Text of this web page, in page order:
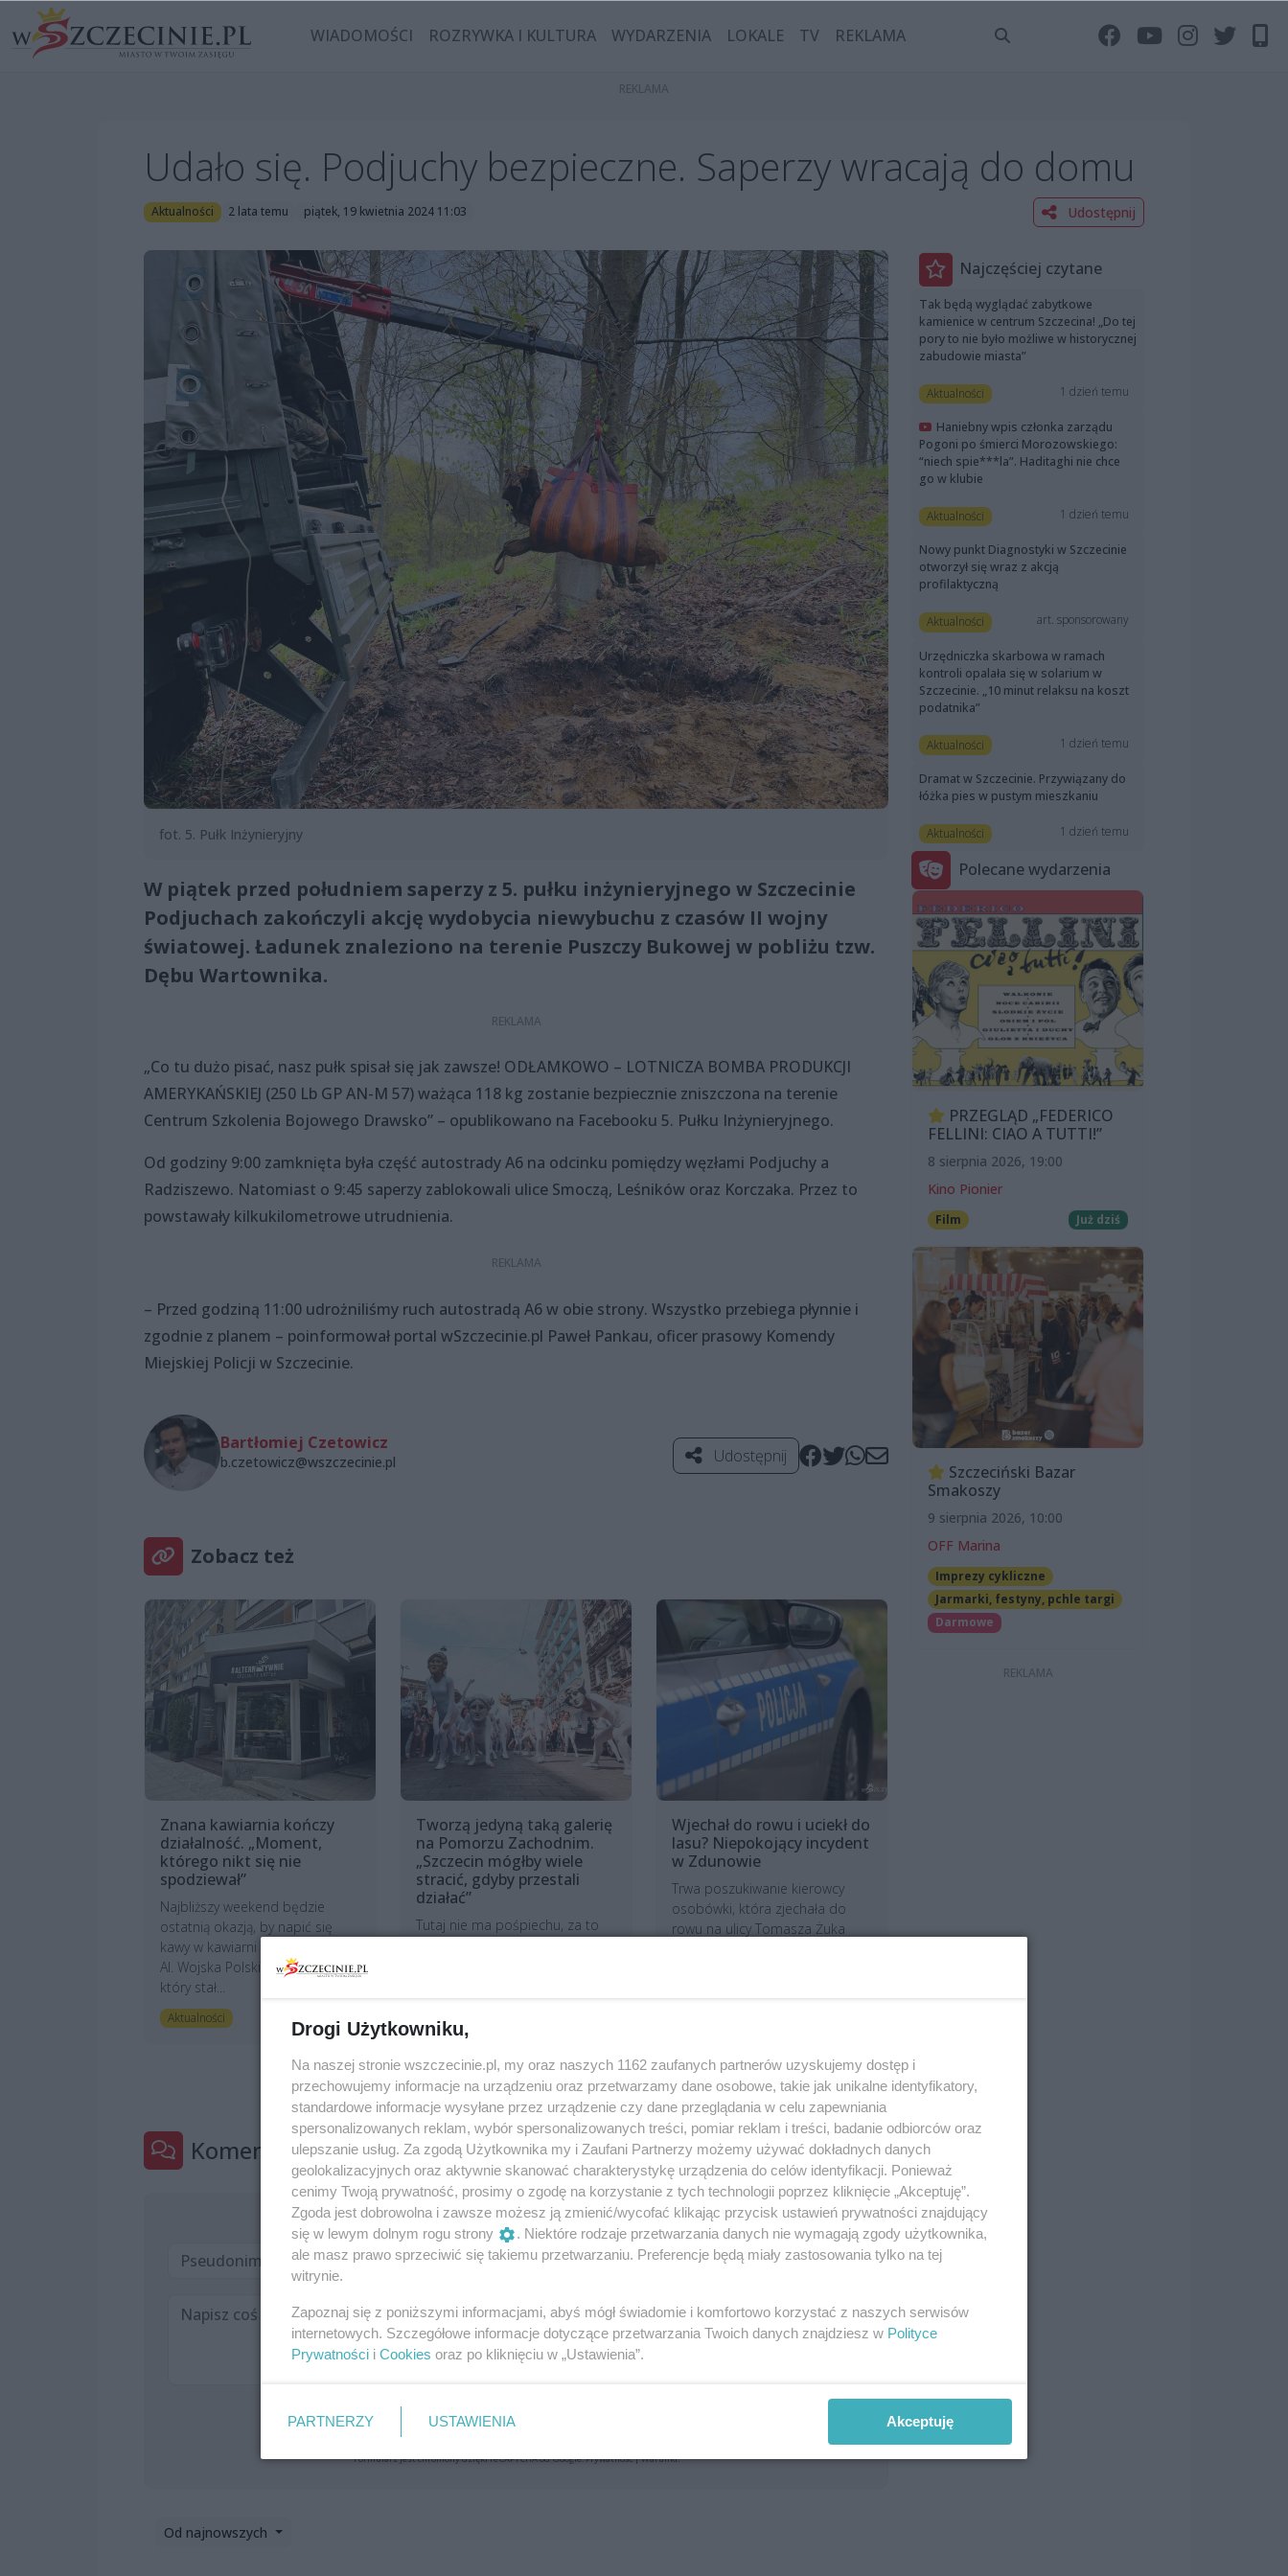
WIADOMOŚCI ROZRYWKA I KULTURA WYDARZENIA LOKALE TV REKLAMA
Udało się. Podjuchy bezpieczne. Saperzy wracają do domu
Aktualności 2 lata temu piątek, 19 kwietnia 2024 11:03 Udostępnij
fot. 5. Pułk Inżynieryjny
W piątek przed południem saperzy z 5. pułku inżynieryjnego w Szczecinie
Podjuchach zakończyli akcję wydobycia niewybuchu z czasów II wojny
światowej. Ładunek znaleziono na terenie Puszczy Bukowej w pobliżu tzw.
Dębu Wartownika.
„Co tu dużo pisać, nasz pułk spisał się jak zawsze! ODŁAMKOWO – LOTNICZA BOMBA PRODUKCJI
AMERYKAŃSKIEJ (250 Lb GP AN-M 57) ważąca 118 kg zostanie bezpiecznie zniszczona na terenie
Centrum Szkolenia Bojowego Drawsko” – opublikowano na Facebooku 5. Pułku Inżynieryjnego.
Od godziny 9:00 zamknięta była część autostrady A6 na odcinku pomiędzy węzłami Podjuchy a
Radziszewo. Natomiast o 9:45 saperzy zablokowali ulice Smoczą, Leśników oraz Korczaka. Przez to
powstawały kilkukilometrowe utrudnienia.
– Przed godziną 11:00 udrożniliśmy ruch autostradą A6 w obie strony. Wszystko przebiega płynnie i
zgodnie z planem – poinformował portal wSzczecinie.pl Paweł Pankau, oficer prasowy Komendy
Miejskiej Policji w Szczecinie.
Bartłomiej Czetowicz
b.czetowicz@wszczecinie.pl Udostępnij
Zobacz też
Znana kawiarnia kończy
działalność. „Moment,
którego nikt się nie
spodziewał”
Najbliższy weekend będzie
ostatnią okazją, by napić się
kawy w kawiarni Alternatywnie w
Al. Wojska Polskiego. To lokal,
który stał...
Aktualności
Tworzą jedyną taką galerię
na Pomorzu Zachodnim.
„Szczecin mógłby wiele
stracić, gdyby przestali
działać”
Tutaj nie ma pośpiechu, za to
Aktualności
Wjechał do rowu i uciekł do
lasu? Niepokojący incydent
w Zdunowie
Trwa poszukiwanie kierowcy
osobówki, która zjechała do
rowu na ulicy Tomasza Żuka
Komentarze 8
Dodaj swoją opinię
Wyślij
Formularz jest chroniony dzięki reCAPTCHA od Google:Prywatność|Warunki.
Od najnowszych
Najczęściej czytane
Tak będą wyglądać zabytkowe
kamienice w centrum Szczecina! „Do tej
pory to nie było możliwe w historycznej
zabudowie miasta”
Aktualności 1 dzień temu
Haniebny wpis członka zarządu
Pogoni po śmierci Morozowskiego:
“niech spie***la”. Haditaghi nie chce
go w klubie
Aktualności 1 dzień temu
Nowy punkt Diagnostyki w Szczecinie
otworzył się wraz z akcją
profilaktyczną
Aktualności art. sponsorowany
Urzędniczka skarbowa w ramach
kontroli opalała się w solarium w
Szczecinie. „10 minut relaksu na koszt
podatnika”
Aktualności 1 dzień temu
Dramat w Szczecinie. Przywiązany do
łóżka pies w pustym mieszkaniu
Aktualności 1 dzień temu
Polecane wydarzenia
PRZEGLĄD „FEDERICO
FELLINI: CIAO A TUTTI!”
8 sierpnia 2026, 19:00
Kino Pionier
Film Już dziś
Szczeciński Bazar
Smakoszy
9 sierpnia 2026, 10:00
OFF Marina
Imprezy cykliczne
Jarmarki, festyny, pchle targi
Darmowe
Drogi Użytkowniku,
Na naszej stronie wszczecinie.pl, my oraz naszych 1162 zaufanych partnerów uzyskujemy dostęp i
przechowujemy informacje na urządzeniu oraz przetwarzamy dane osobowe, takie jak unikalne identyfikatory,
standardowe informacje wysyłane przez urządzenie czy dane przeglądania w celu zapewniania
spersonalizowanych reklam, wybór spersonalizowanych treści, pomiar reklam i treści, badanie odbiorców oraz
ulepszanie usług. Za zgodą Użytkownika my i Zaufani Partnerzy możemy używać dokładnych danych
geolokalizacyjnych oraz aktywnie skanować charakterystykę urządzenia do celów identyfikacji. Ponieważ
cenimy Twoją prywatność, prosimy o zgodę na korzystanie z tych technologii poprzez kliknięcie „Akceptuję”.
Zgoda jest dobrowolna i zawsze możesz ją zmienić/wycofać klikając przycisk ustawień prywatności znajdujący
się w lewym dolnym rogu strony
. Niektóre rodzaje przetwarzania danych nie wymagają zgody użytkownika,
ale masz prawo sprzeciwić się takiemu przetwarzaniu. Preferencje będą miały zastosowania tylko na tej
witrynie.
Zapoznaj się z poniższymi informacjami, abyś mógł świadomie i komfortowo korzystać z naszych serwisów
internetowych. Szczegółowe informacje dotyczące przetwarzania Twoich danych znajdziesz w Polityce
Prywatności i Cookies oraz po kliknięciu w „Ustawienia”.
PARTNERZY USTAWIENIA Akceptuję